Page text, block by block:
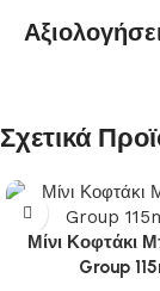
Σχετικά
Μίνι Κοφτάκι
Group